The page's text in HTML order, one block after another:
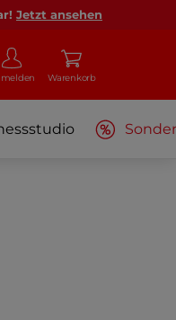
Jetzt ansehen
Warenkorb